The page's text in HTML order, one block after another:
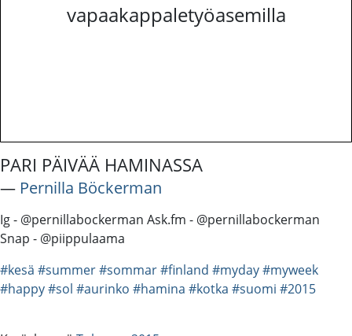
vapaakappaletyöasemilla
PARI PÄIVÄÄ HAMINASSA
― Pernilla Böckerman
Ig - @pernillabockerman Ask.fm - @pernillabockerman
Snap - @piippulaama
#kesä #summer#sommar#finland #myday#myweek
#happy#sol #aurinko #hamina #kotka #suomi #2015